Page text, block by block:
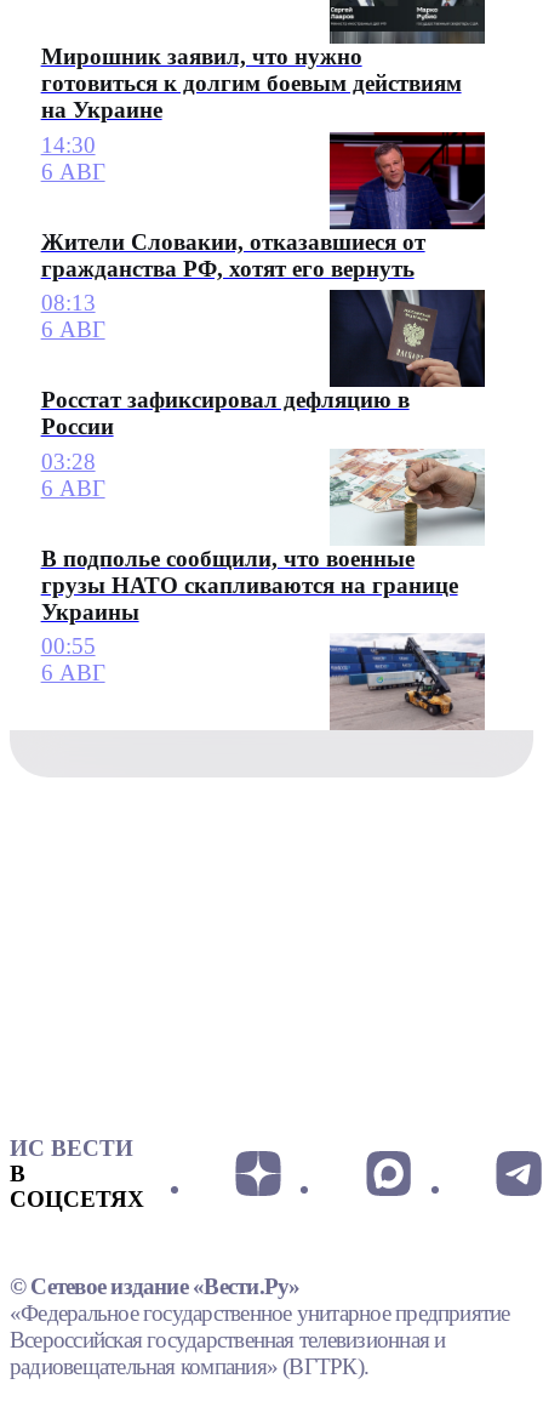
Мирошник заявил, что нужно
готовиться к долгим боевым действиям
на Украине
14:30
6 АВГ
Жители Словакии, отказавшиеся от
гражданства РФ, хотят его вернуть
08:13
6 АВГ
Росстат зафиксировал дефляцию в
России
03:28
6 АВГ
В подполье сообщили, что военные
грузы НАТО скапливаются на границе
Украины
00:55
6 АВГ
ИС ВЕСТИ
В
СОЦСЕТЯХ
© Сетевое издание «Вести.Ру»
«Федеральное государственное унитарное предприятие
Всероссийская государственная телевизионная и
радиовещательная компания» (ВГТРК).